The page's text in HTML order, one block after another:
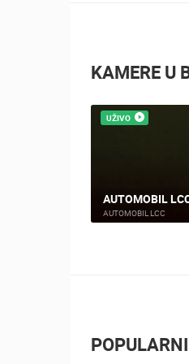
KAMERE U
VELIKA
VELIKA